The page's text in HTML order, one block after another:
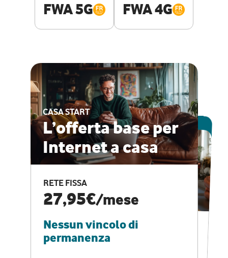
FWA 5G FWA 4G
CASA START
L’offerta base per
Internet a casa
RETE FISSA
27,95€/mese
Nessun vincolo di
permanenza
ESCLUSIVA ONLINE
CASA PRO
Internet veloce e
vantaggi speciali
RETE FISSA + VODAFONE CLUB
29,95€